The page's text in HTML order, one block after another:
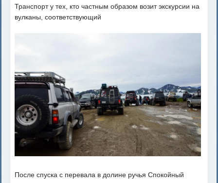
Транспорт у тех, кто частным образом возит экскурсии на
вулканы, соответствующий
После спуска с перевала в долине ручья Спокойный